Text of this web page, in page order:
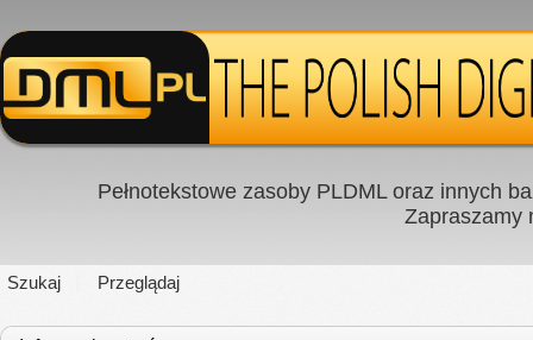
Pełnotekstowe zasoby PLDML oraz innych
Zapraszamy
Szukaj Przeglądaj